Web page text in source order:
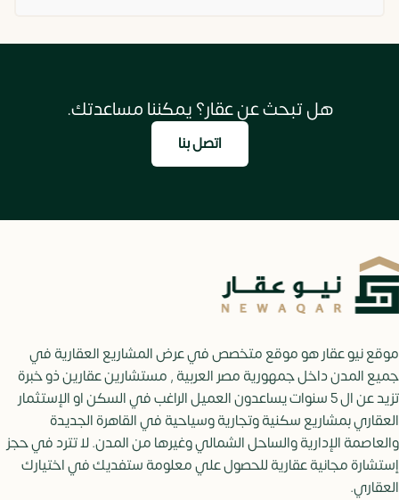
هل تبحث عن عقار؟ يمكننا مساعدتك.
اتصل بنا
موقع نيو عقار هو موقع متخصص في عرض المشاريع العقارية في
جميع المدن داخل جمهورية مصر العربية , مستشارين عقارين ذو خبرة
تزيد عن ال 5 سنوات يساعدون العميل الراغب في السكن او الإستثمار
العقاري بمشاريع سكنية وتجارية وسياحية في القاهرة الجديدة
والعاصمة الإدارية والساحل الشمالي وغيرها من المدن. لا تترد في حجز
إستشارة مجانية عقارية للحصول علي معلومة ستفديك في اختيارك
العقاري.